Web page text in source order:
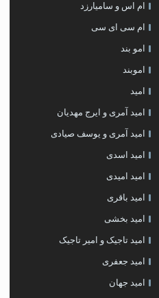
ام اس و سامیارزد
ام سی ای سی
امو بند
اموبند
امید
امید آمری و ایرج مهدیان
امید آمری و یوسف صیادی
امید اسدی
امید امیدی
امید باقری
امید بخشی
امید تاجیک و امیر تاجیک
امید جعفری
امید جهان